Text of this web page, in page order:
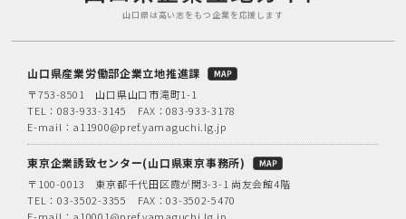
山口県は高い志をもつ企業を応援します
山口県産業労働部企業立地推進課
〒753-8501 山口県山口市滝町1-1
TEL：083-933-3145
FAX：083-933-3178
E-mail： a11900@pref.yamaguchi.lg.jp
東京企業誘致センター(山口県東京事務所)
〒100-0013 東京都千代田区霞が関3-3-1 尚友会館4階
TEL：03-3502-3355
FAX：03-3502-5470
E-mail： a10001@pref.yamaguchi.lg.jp